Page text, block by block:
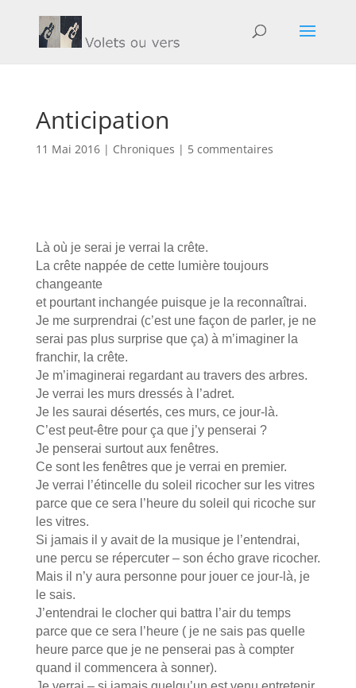
Anticipation
11 Mai 2016| Chroniques | 5 commentaires
Là où je serai je verrai la crête.
La crête nappée de cette lumière toujours
changeante
et pourtant inchangée puisque je la reconnaîtrai.
Je me surprendrai (c’est une façon de parler, je ne
serai pas plus surprise que ça) à m’imaginer la
franchir, la crête.
Je m’imaginerai regardant au travers des arbres.
Je verrai les murs dressés à l’adret.
Je les saurai désertés, ces murs, ce jour-là.
C’est peut-être pour ça que j’y penserai ?
Je penserai surtout aux fenêtres.
Ce sont les fenêtres que je verrai en premier.
Je verrai l’étincelle du soleil ricocher sur les vitres
parce que ce sera l’heure du soleil qui ricoche sur
les vitres.
Si jamais il y avait de la musique je l’entendrai,
une percu se répercuter – son écho grave ricocher.
Mais il n’y aura personne pour jouer ce jour-là, je
le sais.
J’entendrai le clocher qui battra l’air du temps
parce que ce sera l’heure ( je ne sais pas quelle
heure parce que je ne penserai pas à compter
quand il commencera à sonner).